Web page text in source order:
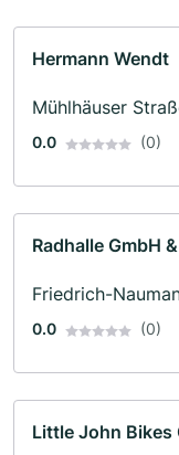
Hermann Wendt
Mühlhäuser
0.0 (0)
Radhalle GmbH
Friedrich-
0.0 (0)
Little John Bikes